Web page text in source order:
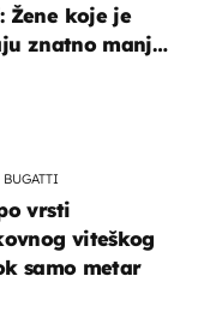
Žene koje je
znatno manji
vrsti
viteškog
samo metar